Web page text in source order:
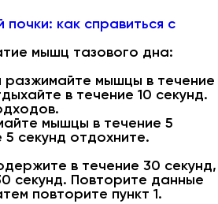
как справиться с
мышц тазового дна:
разжимайте мышцы в течение
в течение 10 секунд.
мышцы в течение 5
секунд отдохните.
в течение 30 секунд,
секунд. Повторите данные
повторите пункт 1.